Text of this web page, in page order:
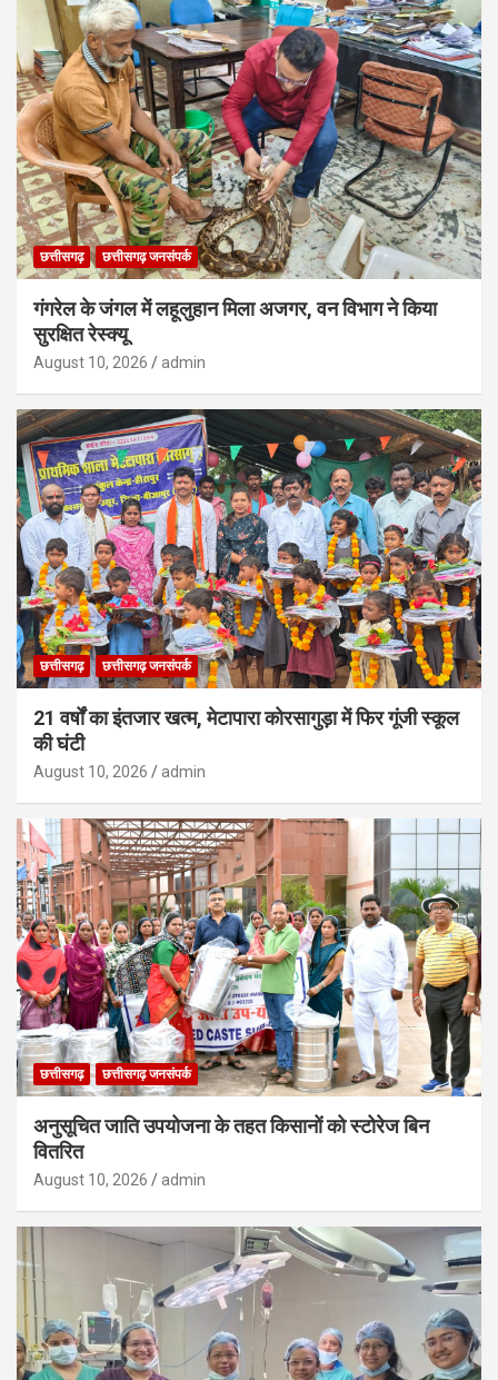
छत्तीसगढ़ छत्तीसगढ़ जनसंपर्क
गंगरेल के जंगल में लहूलुहान मिला अजगर, वन विभाग ने किया
सुरक्षित रेस्क्यू
August 10, 2026 admin
छत्तीसगढ़ छत्तीसगढ़ जनसंपर्क
21 वर्षों का इंतजार खत्म, मेटापारा कोरसागुड़ा में फिर गूंजी स्कूल
की घंटी
August 10, 2026 admin
छत्तीसगढ़ छत्तीसगढ़ जनसंपर्क
अनुसूचित जाति उपयोजना के तहत किसानों को स्टोरेज बिन
वितरित
August 10, 2026 admin